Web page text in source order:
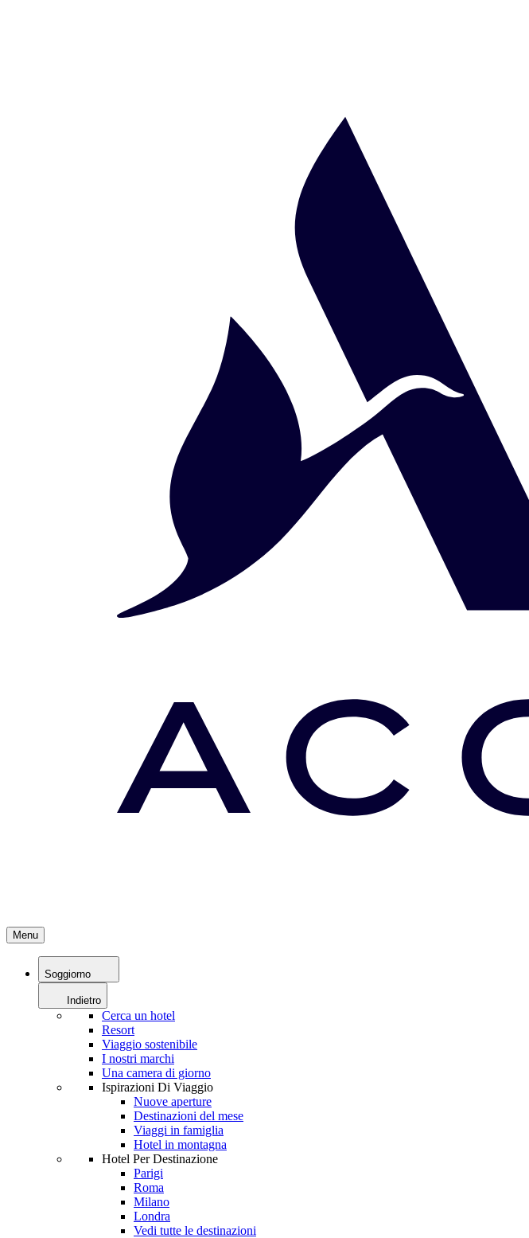
Menu
Soggiorno
Indietro
Cerca un hotel
Resort
Viaggio sostenibile
I nostri marchi
Una camera di giorno
Ispirazioni Di Viaggio
Nuove aperture
Destinazioni del mese
Viaggi in famiglia
Hotel in montagna
Hotel Per Destinazione
Parigi
Roma
Milano
Londra
Vedi tutte le destinazioni